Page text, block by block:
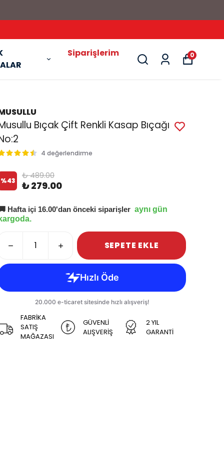
Siparişlerim 0
Bıçak Çift Renkli Kasap Bıçağı
4 değerlendirme
%43
₺ 489.00
₺ 279.00
Hafta içi 16.00'dan önceki siparişler aynı gün
SEPETE EKLE
FABRİKA
SATIŞ
MAĞAZASI
GÜVENLİ
ALIŞVERİŞ
2 YIL
GARANTİ